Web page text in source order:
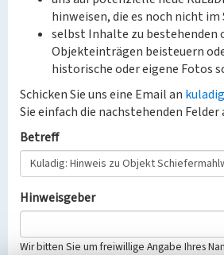
hinweisen, die es noch nicht
selbst Inhalte zu bestehenden
Objekteinträgen beisteuern
historische oder eigene Fotos
Schicken Sie uns eine Email an
Sie einfach die nachstehenden Felder
Betreff
Hinweisgeber
Wir bitten Sie um freiwillige Angabe Ihres